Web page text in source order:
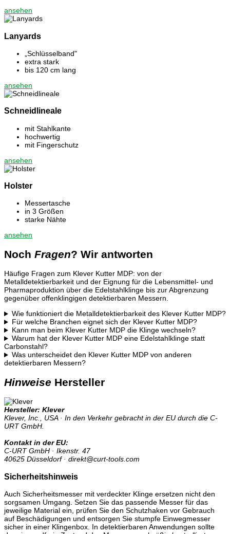
ansehen
Lanyards
„Schlüsselband"
extra stark
bis 120 cm lang
ansehen
Schneidlineale
mit Stahlkante
hochwertig
mit Fingerschutz
ansehen
Holster
Messertasche
in 3 Größen
starke Nähte
ansehen
Noch Fragen? Wir antworten
Häufige Fragen zum Klever Kutter MDP: von der
Metalldetektierbarkeit und der Eignung für die Lebensmittel- und
Pharmaproduktion über die Edelstahlklinge bis zur Abgrenzung
gegenüber offenklingigen detektierbaren Messern.
Wie funktioniert die Metalldetektierbarkeit des Klever Kutter MDP?
Für welche Branchen eignet sich der Klever Kutter MDP?
Kann man beim Klever Kutter MDP die Klinge wechseln?
Warum hat der Klever Kutter MDP eine Edelstahlklinge statt
Carbonstahl?
Was unterscheidet den Klever Kutter MDP von anderen
detektierbaren Messern?
Hinweise Hersteller
Hersteller: Klever
Klever, Inc., USA · In den Verkehr gebracht in der EU durch die C-
URT GmbH.
Kontakt in der EU:
C-URT GmbH · Ikenstr. 47
40625 Düsseldorf · direkt@curt-tools.com
Sicherheitshinweis
Auch Sicherheitsmesser mit verdeckter Klinge ersetzen nicht den
sorgsamen Umgang. Setzen Sie das passende Messer für das
jeweilige Material ein, prüfen Sie den Schutzhaken vor Gebrauch
auf Beschädigungen und entsorgen Sie stumpfe Einwegmesser
sicher in einer Klingenbox. In detektierbaren Anwendungen sollte